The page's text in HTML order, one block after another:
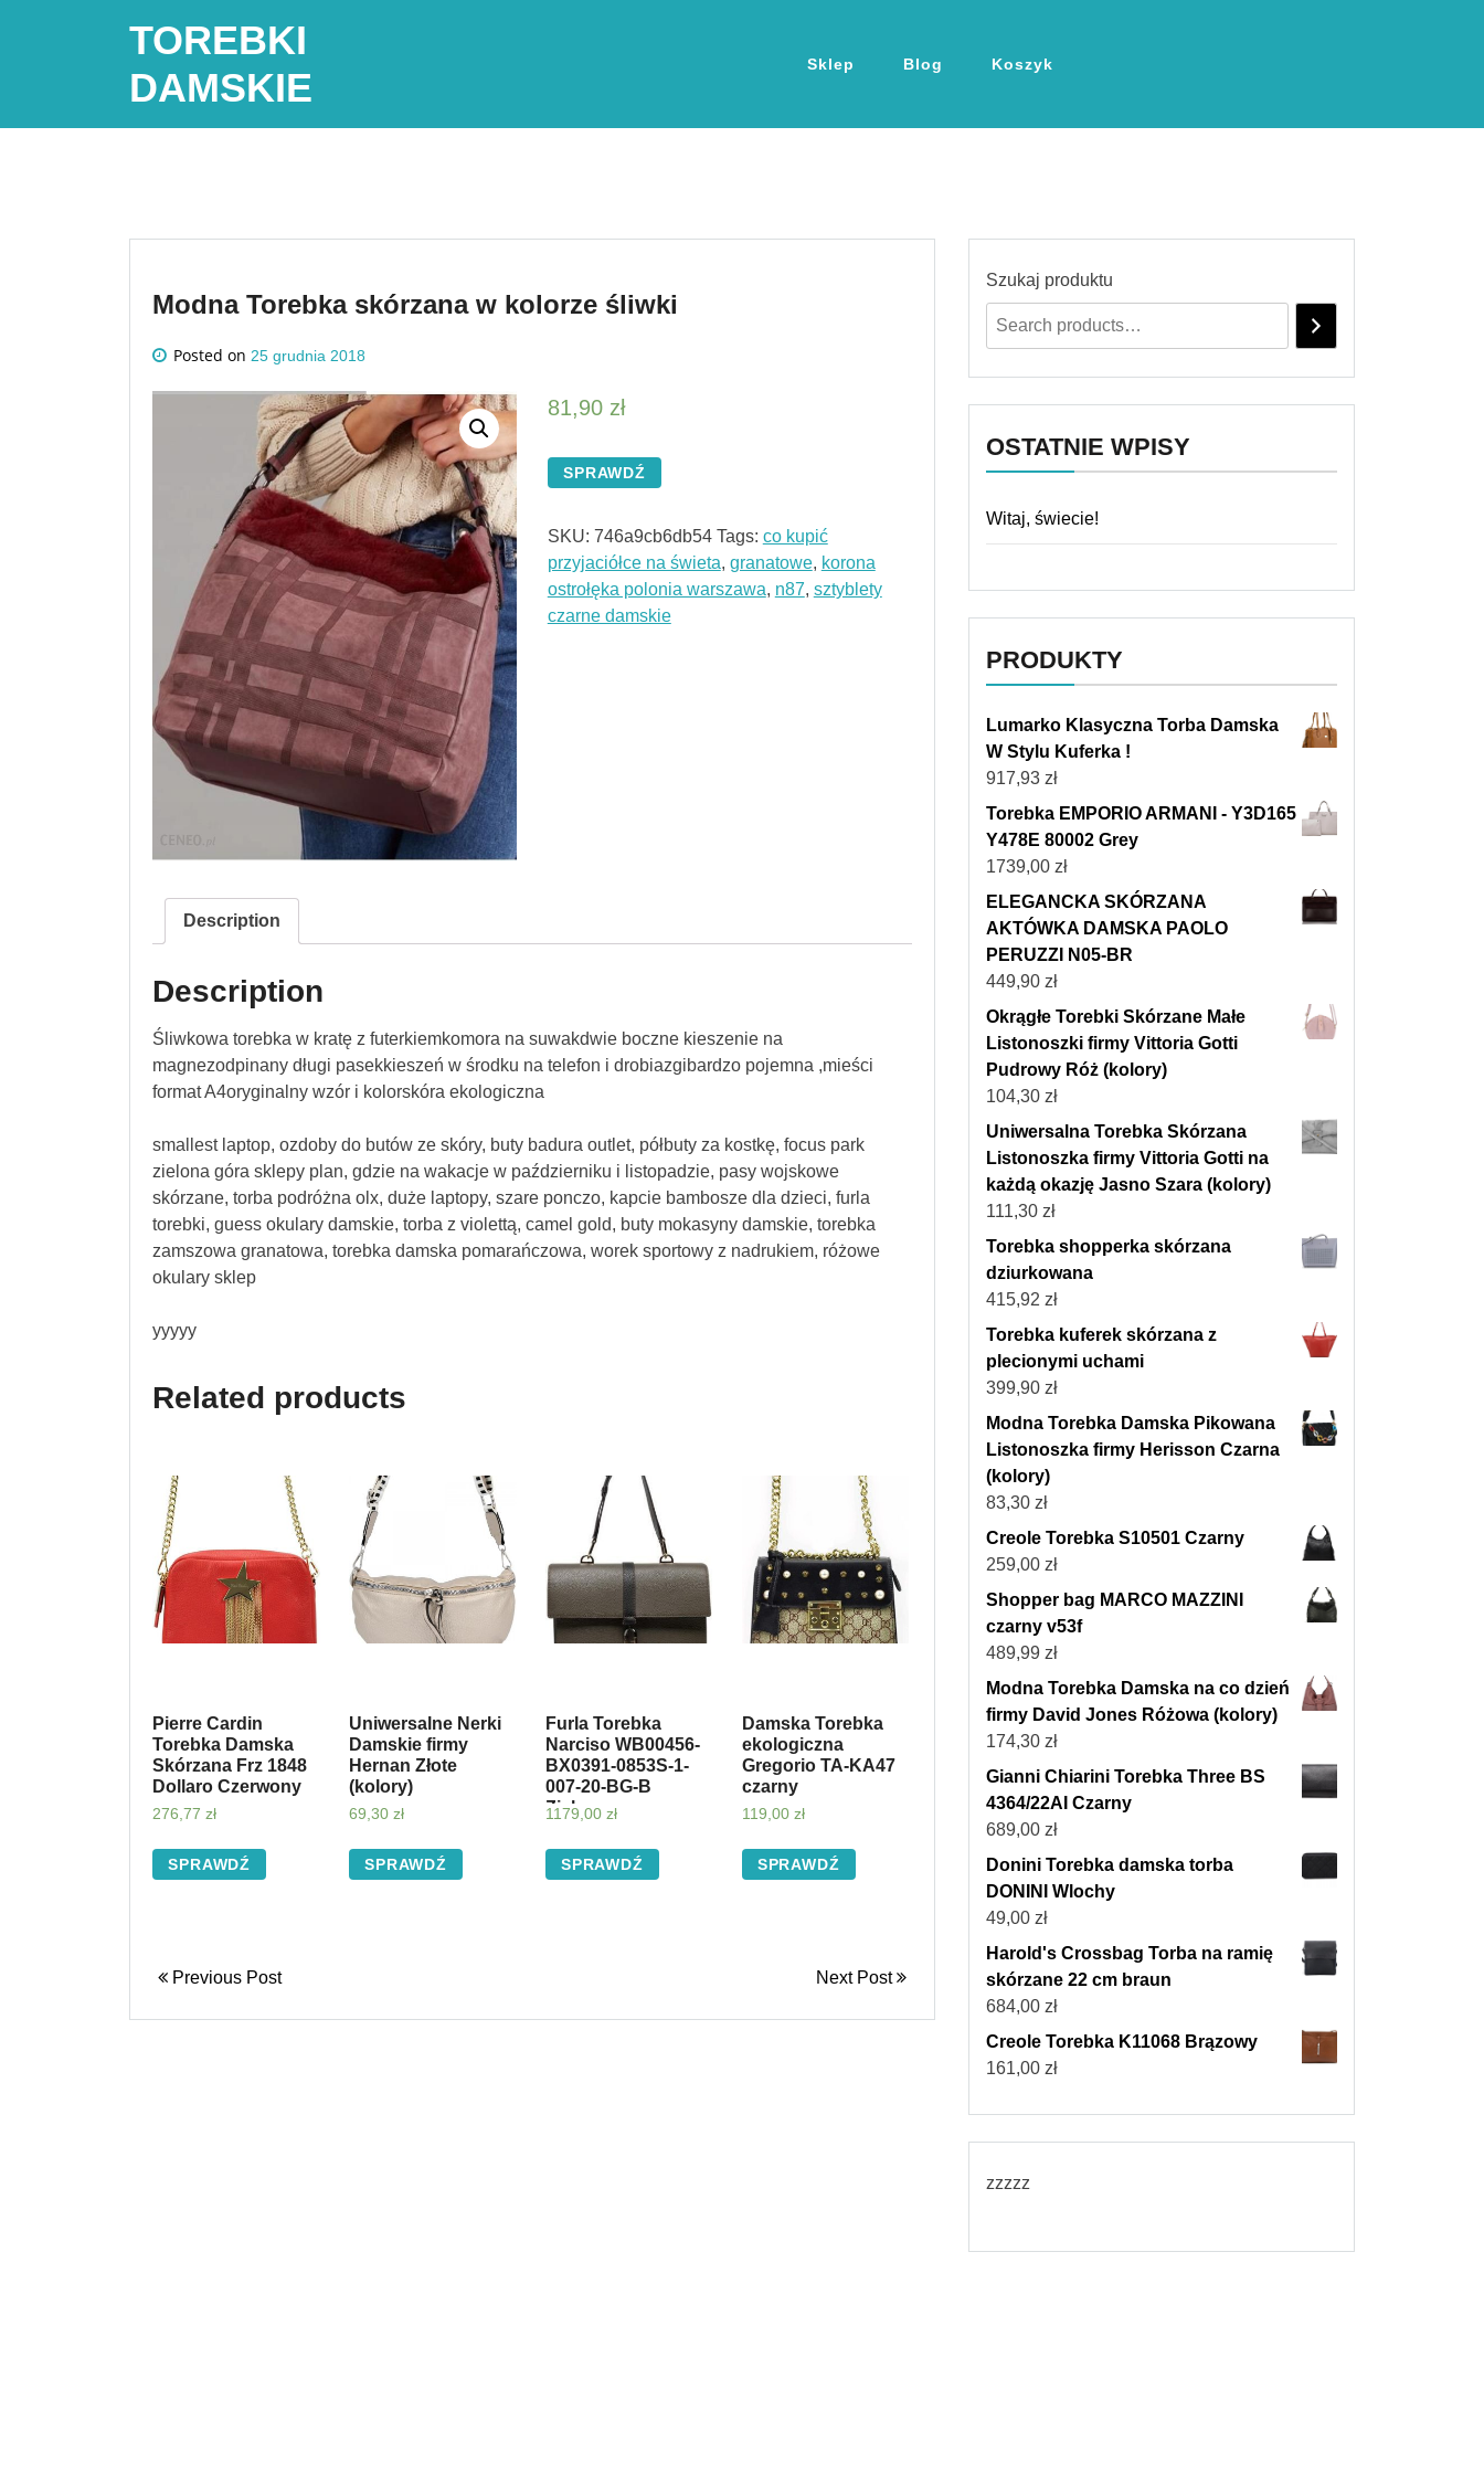
TOREBKI
DAMSKIE
Sklep Blog Koszyk
Modna Torebka skórzana w kolorze śliwki
Posted on 25 grudnia 2018
81,90 zł
SPRAWDŹ
SKU: 746a9cb6db54 Tags: co kupić
przyjaciółce na świeta, granatowe, korona
ostrołęka polonia warszawa, n87, sztyblety
czarne damskie
Description
Description
Śliwkowa torebka w kratę z futerkiemkomora na suwakdwie boczne kieszenie na
magnezodpinany długi pasekkieszeń w środku na telefon i drobiazgibardzo pojemna ,mieści
format A4oryginalny wzór i kolorskóra ekologiczna
smallest laptop, ozdoby do butów ze skóry, buty badura outlet, półbuty za kostkę, focus park
zielona góra sklepy plan, gdzie na wakacje w październiku i listopadzie, pasy wojskowe
skórzane, torba podróżna olx, duże laptopy, szare ponczo, kapcie bambosze dla dzieci, furla
torebki, guess okulary damskie, torba z violettą, camel gold, buty mokasyny damskie, torebka
zamszowa granatowa, torebka damska pomarańczowa, worek sportowy z nadrukiem, różowe
okulary sklep
yyyyy
Related products
Pierre Cardin
Torebka Damska
Skórzana Frz 1848
Dollaro Czerwony
276,77 zł
SPRAWDŹ
Uniwersalne Nerki
Damskie firmy
Hernan Złote
(kolory)
69,30 zł
SPRAWDŹ
Furla Torebka
Narciso WB00456-
BX0391-0853S-1-
007-20-BG-B
Zielony
1179,00 zł
SPRAWDŹ
Damska Torebka
ekologiczna
Gregorio TA-KA47
czarny
119,00 zł
SPRAWDŹ
Previous Post Next Post
Szukaj produktu
OSTATNIE WPISY
Witaj, świecie!
PRODUKTY
Lumarko Klasyczna Torba Damska
W Stylu Kuferka !
917,93 zł
Torebka EMPORIO ARMANI - Y3D165
Y478E 80002 Grey
1739,00 zł
ELEGANCKA SKÓRZANA
AKTÓWKA DAMSKA PAOLO
PERUZZI N05-BR
449,90 zł
Okrągłe Torebki Skórzane Małe
Listonoszki firmy Vittoria Gotti
Pudrowy Róż (kolory)
104,30 zł
Uniwersalna Torebka Skórzana
Listonoszka firmy Vittoria Gotti na
każdą okazję Jasno Szara (kolory)
111,30 zł
Torebka shopperka skórzana
dziurkowana
415,92 zł
Torebka kuferek skórzana z
plecionymi uchami
399,90 zł
Modna Torebka Damska Pikowana
Listonoszka firmy Herisson Czarna
(kolory)
83,30 zł
Creole Torebka S10501 Czarny
259,00 zł
Shopper bag MARCO MAZZINI
czarny v53f
489,99 zł
Modna Torebka Damska na co dzień
firmy David Jones Różowa (kolory)
174,30 zł
Gianni Chiarini Torebka Three BS
4364/22AI Czarny
689,00 zł
Donini Torebka damska torba
DONINI Wlochy
49,00 zł
Harold's Crossbag Torba na ramię
skórzane 22 cm braun
684,00 zł
Creole Torebka K11068 Brązowy
161,00 zł
zzzzz